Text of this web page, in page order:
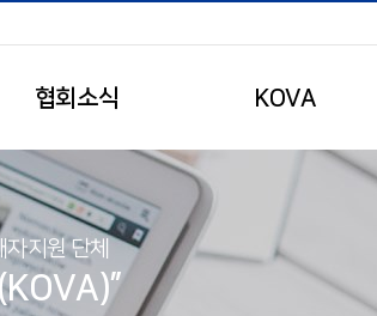
협회소식 KOVA
지원 단체